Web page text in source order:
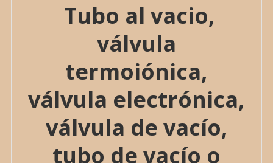
Tubo al vacio,
válvula
termoiónica,
válvula electrónica,
válvula de vacío,
tubo de vacío o